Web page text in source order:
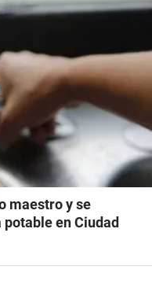
maestro y se
en Ciudad